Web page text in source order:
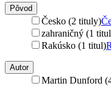
Pôvod
Česko (2 tituly)
zahraničný (1
Rakúsko (1 titul)
Autor
Martin Dunford